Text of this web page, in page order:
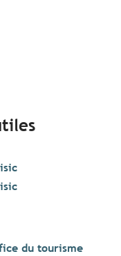
du tourisme